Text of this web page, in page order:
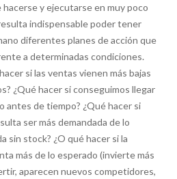
y ejecutarse en muy poco
indispensable poder tener
diferentes planes de acción que
a determinadas condiciones.
si las ventas vienen más bajas
¿Qué hacer si conseguimos llegar
antes de tiempo? ¿Qué hacer si
ser más demandada de lo
sin stock? ¿O qué hacer si la
más de lo esperado (invierte más
aparecen nuevos competidores,